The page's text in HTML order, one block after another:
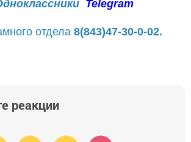
Telegram
отдела 8(843)47-30-0-02.
реакции